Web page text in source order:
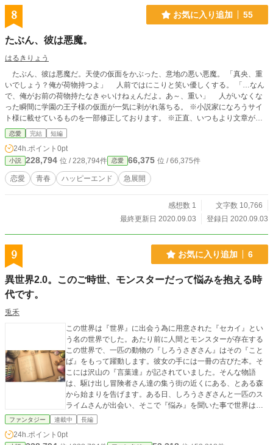
8 お気に入り追加 55
たぶん、彼は悪魔。
はるきりょう
たぶん、彼は悪魔だ。天使の仮面をかぶった、意地の悪い悪魔。 「真央、重
いでしょう？俺が荷物持つよ」 人前ではにこりと笑い優しくする。 「…なん
で、俺がお前の荷物持たなきゃいけねぇんだよ。あ～、重い」 人がいなくな
った瞬間に学園の王子様の仮面が一気に剥がれ落ちる。 ※小説家になろうサイ
ト様に載せているものを一部修正しております。 ※正直、いつもより文章が拙
いです。書きたいが先に出ている感じ。修正しましたが、治りませんでした。ご
了承の上、お読みください。
恋愛 完結 短編
24h.ポイント 0pt
小説 228,794 位 / 228,794件 恋愛 66,375 位 / 66,375件
恋愛 青春 ハッピーエンド 急展開
感想数 1
文字数 10,766
最終更新日 2020.09.03
登録日 2020.09.03
9 お気に入り追加 6
異世界2.0。このご時世、モンスターだって悩みを抱える時
代です。
兎禾
この世界は『世界』に出会う為に用意された『セカイ』とい
う名の世界でした。あたり前に人間とモンスターが存在する
この世界で、一匹の動物の『しろうさぎさん』はその『こと
ば』をもって躍動します。彼女の手には一冊の古びた本。そ
こには沢山の『言葉達』が記されていました。そんな物語
は、駆け出し冒険者さん達の集う街の近くにある、とある森
から始まりを告げます。ある日、しろうさぎさんと一匹のス
ライムさんが出会い、そこで『悩み』を聞いた事で世界は少
しずつ、やがて大きく動き出しその秘密の全貌をそこに晒け
本。火、木、土、日にお届け致します。
ファンタジー 連載中 長編
24h.ポイント 0pt